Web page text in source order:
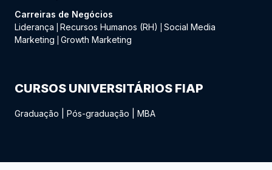
Carreiras de Negócios
Liderança
Recursos Humanos (RH)
Social Media
Marketing
Growth Marketing
CURSOS UNIVERSITÁRIOS FIAP
Graduação Pós-graduação MBA